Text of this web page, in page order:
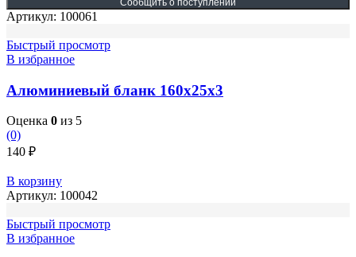
Артикул: 100061
Быстрый просмотр
В избранное
Алюминиевый бланк 160х25х3
Оценка 0 из 5
(0)
140 ₽
В корзину
Артикул: 100042
Быстрый просмотр
В избранное